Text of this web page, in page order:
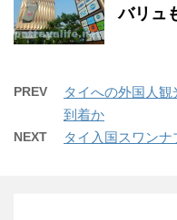
バリュ
PREV
タイへの外国人
到着か
NEXT タイ入国スワン